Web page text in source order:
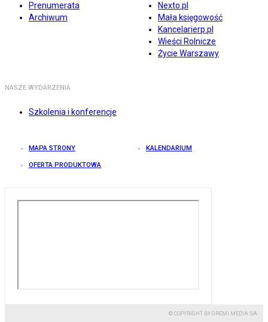
Prenumerata
Archiwum
Nexto.pl
Mała księgowość
Kancelarierp.pl
Wieści Rolnicze
Życie Warszawy
NASZE WYDARZENIA
Szkolenia i konferencje
MAPA STRONY KALENDARIUM
OFERTA PRODUKTOWA
© COPYRIGHT BY GREMI MEDIA SA